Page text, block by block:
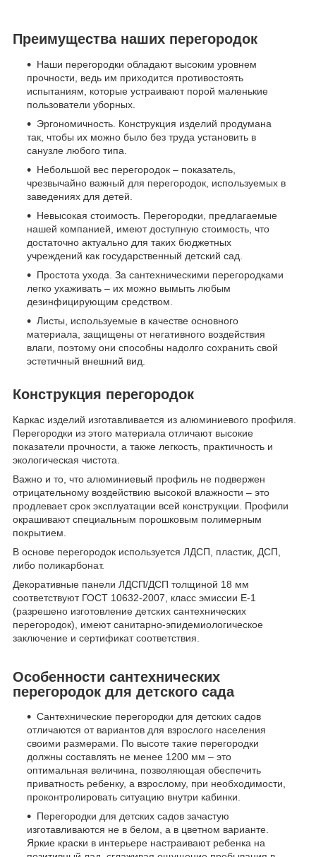
Преимущества наших перегородок
Наши перегородки обладают высоким уровнем
прочности, ведь им приходится противостоять
испытаниям, которые устраивают порой маленькие
пользователи уборных.
Эргономичность. Конструкция изделий продумана
так, чтобы их можно было без труда установить в
санузле любого типа.
Небольшой вес перегородок – показатель,
чрезвычайно важный для перегородок, используемых в
заведениях для детей.
Невысокая стоимость. Перегородки, предлагаемые
нашей компанией, имеют доступную стоимость, что
достаточно актуально для таких бюджетных
учреждений как государственный детский сад.
Простота ухода. За сантехническими перегородками
легко ухаживать – их можно вымыть любым
дезинфицирующим средством.
Листы, используемые в качестве основного
материала, защищены от негативного воздействия
влаги, поэтому они способны надолго сохранить свой
эстетичный внешний вид.
Конструкция перегородок
Каркас изделий изготавливается из алюминиевого профиля.
Перегородки из этого материала отличают высокие
показатели прочности, а также легкость, практичность и
экологическая чистота.
Важно и то, что алюминиевый профиль не подвержен
отрицательному воздействию высокой влажности – это
продлевает срок эксплуатации всей конструкции. Профили
окрашивают специальным порошковым полимерным
покрытием.
В основе перегородок используется ЛДСП, пластик, ДСП,
либо поликарбонат.
Декоративные панели ЛДСП/ДСП толщиной 18 мм
соответствуют ГОСТ 10632-2007, класс эмиссии Е-1
(разрешено изготовление детских сантехнических
перегородок), имеют санитарно-эпидемиологическое
заключение и сертификат соответствия.
Особенности сантехнических
перегородок для детского сада
Сантехнические перегородки для детских садов
отличаются от вариантов для взрослого населения
своими размерами. По высоте такие перегородки
должны составлять не менее 1200 мм – это
оптимальная величина, позволяющая обеспечить
приватность ребенку, а взрослому, при необходимости,
проконтролировать ситуацию внутри кабинки.
Перегородки для детских садов зачастую
изготавливаются не в белом, а в цветном варианте.
Яркие краски в интерьере настраивают ребенка на